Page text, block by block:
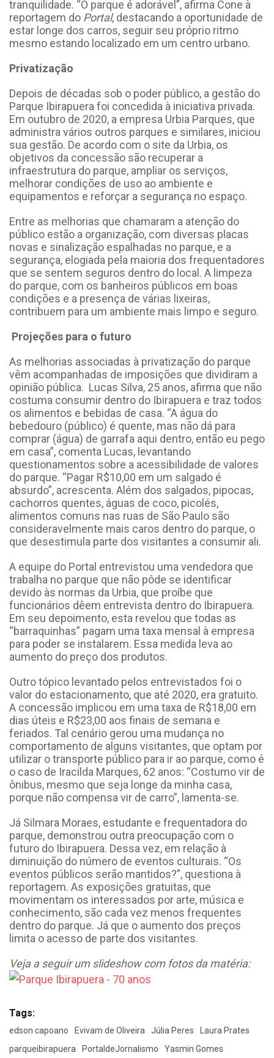
tranquilidade. “O parque é adorável”, afirma Cone à
reportagem do Portal, destacando a oportunidade de
estar longe dos carros, seguir seu próprio ritmo
mesmo estando localizado em um centro urbano.
Privatização
Depois de décadas sob o poder público, a gestão do
Parque Ibirapuera foi concedida à iniciativa privada.
Em outubro de 2020, a empresa Urbia Parques, que
administra vários outros parques e similares, iniciou
sua gestão. De acordo com o site da Urbia, os
objetivos da concessão são recuperar a
infraestrutura do parque, ampliar os serviços,
melhorar condições de uso ao ambiente e
equipamentos e reforçar a segurança no espaço.
Entre as melhorias que chamaram a atenção do
público estão a organização, com diversas placas
novas e sinalização espalhadas no parque, e a
segurança, elogiada pela maioria dos frequentadores
que se sentem seguros dentro do local. A limpeza
do parque, com os banheiros públicos em boas
condições e a presença de várias lixeiras,
contribuem para um ambiente mais limpo e seguro.
Projeções para o futuro
As melhorias associadas à privatização do parque
vêm acompanhadas de imposições que dividiram a
opinião pública. Lucas Silva, 25 anos, afirma que não
costuma consumir dentro do Ibirapuera e traz todos
os alimentos e bebidas de casa. “A água do
bebedouro (público) é quente, mas não dá para
comprar (água) de garrafa aqui dentro, então eu pego
em casa”, comenta Lucas, levantando
questionamentos sobre a acessibilidade de valores
do parque. “Pagar R$10,00 em um salgado é
absurdo”, acrescenta. Além dos salgados, pipocas,
cachorros quentes, águas de coco, picolés,
alimentos comuns nas ruas de São Paulo são
consideravelmente mais caros dentro do parque, o
que desestimula parte dos visitantes a consumir ali.
A equipe do Portal entrevistou uma vendedora que
trabalha no parque que não pôde se identificar
devido às normas da Urbia, que proíbe que
funcionários dêem entrevista dentro do Ibirapuera.
Em seu depoimento, esta revelou que todas as
“barraquinhas” pagam uma taxa mensal à empresa
para poder se instalarem. Essa medida leva ao
aumento do preço dos produtos.
Outro tópico levantado pelos entrevistados foi o
valor do estacionamento, que até 2020, era gratuito.
A concessão implicou em uma taxa de R$18,00 em
dias úteis e R$23,00 aos finais de semana e
feriados. Tal cenário gerou uma mudança no
comportamento de alguns visitantes, que optam por
utilizar o transporte público para ir ao parque, como é
o caso de Iracilda Marques, 62 anos: “Costumo vir de
ônibus, mesmo que seja longe da minha casa,
porque não compensa vir de carro”, lamenta-se.
Já Silmara Moraes, estudante e frequentadora do
parque, demonstrou outra preocupação com o
futuro do Ibirapuera. Dessa vez, em relação à
diminuição do número de eventos culturais. “Os
eventos públicos serão mantidos?”, questiona à
reportagem. As exposições gratuitas, que
movimentam os interessados por arte, música e
conhecimento, são cada vez menos frequentes
dentro do parque. Já que o aumento dos preços
limita o acesso de parte dos visitantes.
Veja a seguir um slideshow com fotos da matéria:
Tags:
edson capoano Evivam de Oliveira Júlia Peres
Laura Prates
parqueibirapuera
PortaldeJornalismo Yasmin Gomes